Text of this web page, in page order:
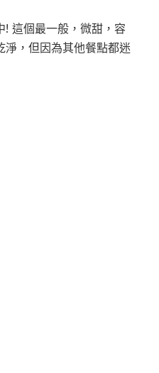
! 這個最一般，微甜，容
淨，但因為其他餐點都迷